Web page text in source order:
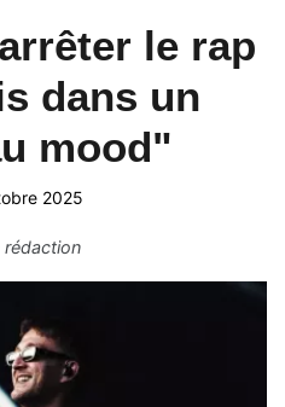
le rap
dans un
mood"
2025
rédaction